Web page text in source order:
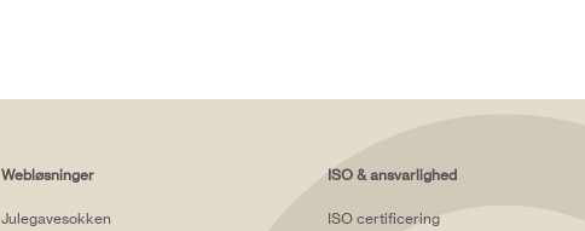
Webløsninger
Julegavesokken
ISO & ansvarlighed
ISO certificering